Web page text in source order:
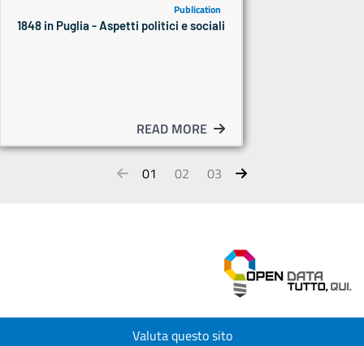
Publication
1848 in Puglia - Aspetti politici e sociali
READ MORE
01 02 03
Valuta questo sito